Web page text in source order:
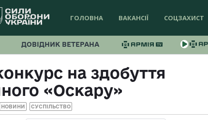
ГОЛОВНА ВАКАНСІЇ СОЦЗАХИСТ
ДОВІДНИК ВЕТЕРАНА
на здобуття
«Оскару»
НОВИНИ СУСПІЛЬСТВО